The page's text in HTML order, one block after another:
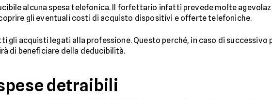
alcuna spesa telefonica. Il forfettario infatti prevede molte
gli eventuali costi di acquisto dispositivi e offerte telefoniche.
gli acquisti legati alla professione. Questo perché, in caso di successivo
di beneficiare della deducibilità.
detraibili